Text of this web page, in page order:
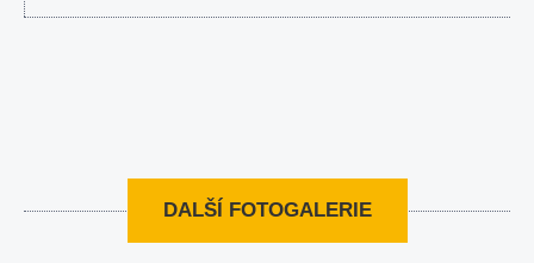
DALŠÍ FOTOGALERIE